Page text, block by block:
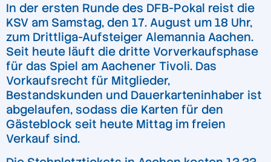
In der ersten Runde des DFB-Pokal reist die
KSV am Samstag, den 17. August um 18 Uhr,
zum Drittliga-Aufsteiger Alemannia Aachen.
Seit heute läuft die dritte Vorverkaufsphase
für das Spiel am Aachener Tivoli. Das
Vorkaufsrecht für Mitglieder,
Bestandskunden und Dauerkarteninhaber ist
abgelaufen, sodass die Karten für den
Gästeblock seit heute Mittag im freien
Verkauf sind.